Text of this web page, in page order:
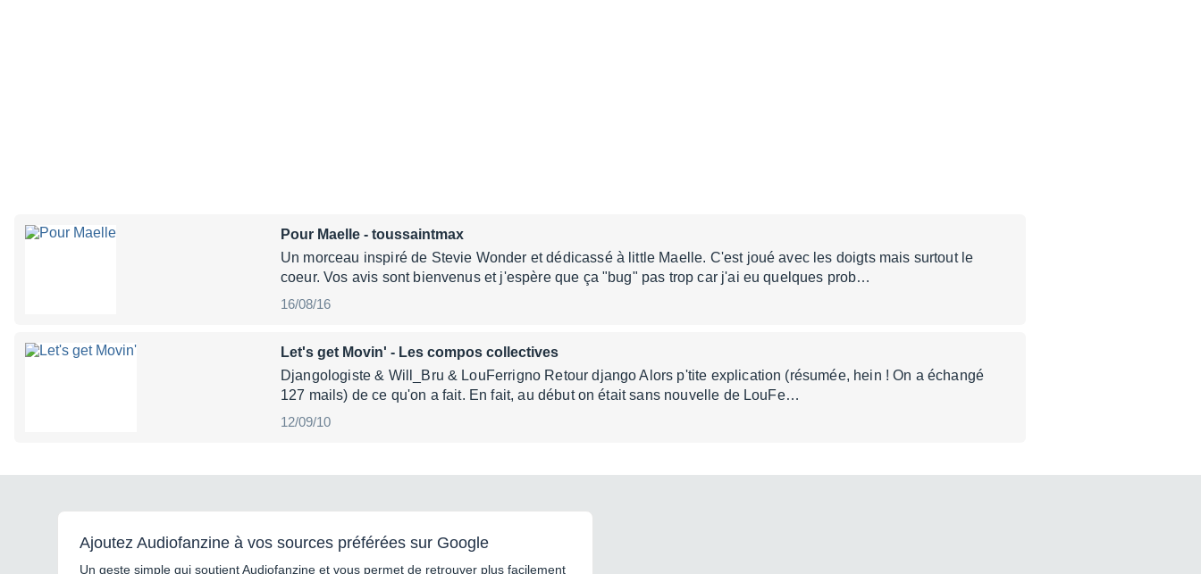
Pour Maelle - toussaintmax
Un morceau inspiré de Stevie Wonder et dédicassé à little Maelle. C'est joué avec les doigts mais surtout le
coeur. Vos avis sont bienvenus et j'espère que ça "bug" pas trop car j'ai eu quelques prob…
16/08/16
Let's get Movin' - Les compos collectives
Djangologiste & Will_Bru & LouFerrigno Retour django Alors p'tite explication (résumée, hein ! On a échangé
127 mails) de ce qu'on a fait. En fait, au début on était sans nouvelle de LouFe…
12/09/10
Ajoutez Audiofanzine à vos sources préférées sur Google
Un geste simple qui soutient Audiofanzine et vous permet de retrouver plus facilement